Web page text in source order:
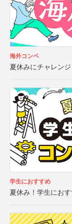
海外コンペ
夏休みにチャレン
学生におすすめ
夏休み！学生にお